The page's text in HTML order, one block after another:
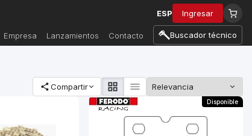
ESP Ingresar
Empresa Lanzamientos Contacto Buscador técnico
Compartir
Disponible